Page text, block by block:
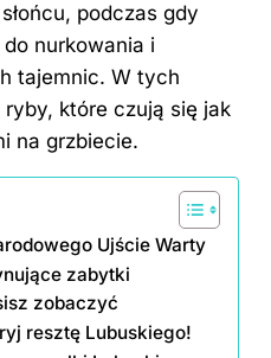
podczas gdy
nurkowania i
tajemnic. W tych
które czują się jak
na grzbiecie.
Ujście Warty
zabytki
zobaczyć
resztę Lubuskiego!